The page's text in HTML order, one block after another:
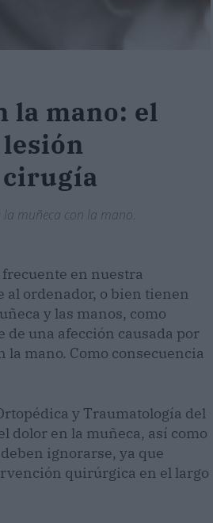
la mano: el
cirugía
muñeca con la mano.
en nuestra
al ordenador, o bien tienen
y las manos, como
de una afección causada por
mano. Como consecuencia
y Traumatología del
dolor en la muñeca, así como
ignorarse, ya que
quirúrgica en el largo